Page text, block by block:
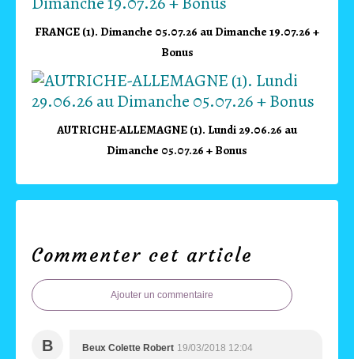
FRANCE (1). Dimanche 05.07.26 au Dimanche 19.07.26 +
Bonus
AUTRICHE-ALLEMAGNE (1). Lundi 29.06.26 au
Dimanche 05.07.26 + Bonus
Commenter cet article
Ajouter un commentaire
B Beux Colette Robert 19/03/2018 12:04